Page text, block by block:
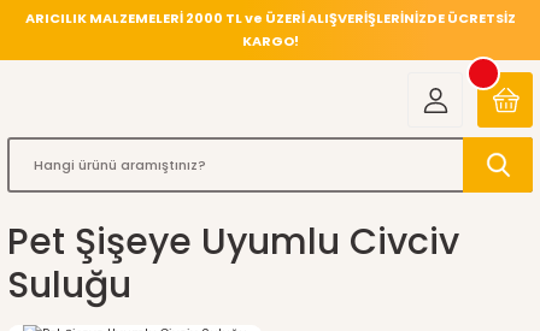
ARICILIK MALZEMELERİ 2000 TL ve ÜZERİ ALIŞVERİŞLERİNİZDE ÜCRETSİZ
KARGO!
Pet Şişeye Uyumlu Civciv
Suluğu